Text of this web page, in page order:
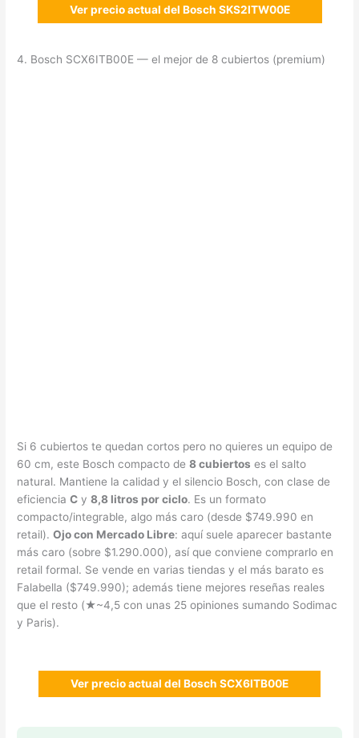
Ver precio actual del Bosch SKS2ITW00E
4. Bosch SCX6ITB00E — el mejor de 8 cubiertos (premium)
Si 6 cubiertos te quedan cortos pero no quieres un equipo de
60 cm, este Bosch compacto de8 cubiertos es el salto
natural. Mantiene la calidad y el silencio Bosch, con clase de
eficienciaC y8,8 litros por ciclo. Es un formato
compacto/integrable, algo más caro (desde $749.990 en
retail).Ojo con Mercado Libre: aquí suele aparecer bastante
más caro (sobre $1.290.000), así que conviene comprarlo en
retail formal. Se vende en varias tiendas y el más barato es
Falabella ($749.990); además tiene mejores reseñas reales
que el resto (★~4,5 con unas 25 opiniones sumando Sodimac
y Paris).
Ver precio actual del Bosch SCX6ITB00E